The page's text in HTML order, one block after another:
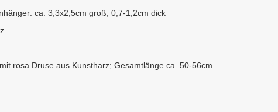
ca. 3,3x2,5cm groß; 0,7-1,2cm dick
rosa Druse aus Kunstharz; Gesamtlänge ca. 50-56cm